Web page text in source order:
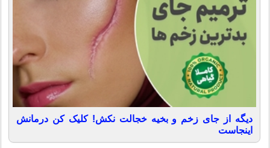
دیگه از جای زخم و بخیه خجالت نکش! کلیک کن درمانش
اینجاست